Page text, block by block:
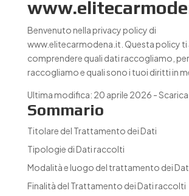
Benvenuto nella privacy policy di
www.elitecarmodena.it. Questa policy ti
comprendere quali dati raccogliamo,
raccogliamo e quali sono i tuoi diritti in
Ultima modifica: 20 aprile 2026 -Scarica
Sommario
Titolare del Trattamento dei Dati
Tipologie di Dati raccolti
Modalità e luogo del trattamento dei
Finalità del Trattamento dei Dati raccolti